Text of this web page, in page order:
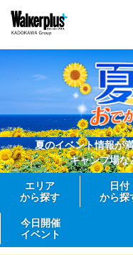
夏のイベント情報が
キャンプ場な
エリア
から探す
日付
から探
今日開催
イベント